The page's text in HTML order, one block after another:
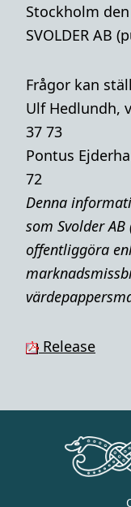
Stockholm
SVOLDER AB
Frågor kan
Ulf Hedlundh,
37 73
Pontus
72
Denna i
som Svolder
offentliggöra
Release